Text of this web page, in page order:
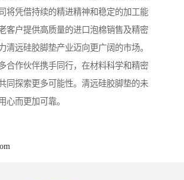
将凭借持续的精进精神和稳定的加工能
客户提供高质量的进口泡棉销售及精密
清远硅胶脚垫产业迈向更广阔的市场。
合作伙伴携手同行，在材料科学和精密
同探索更多可能性。清远硅胶脚垫的未
心而更加可靠。